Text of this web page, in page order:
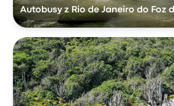
Autobusy z Rio de Janeiro do Foz